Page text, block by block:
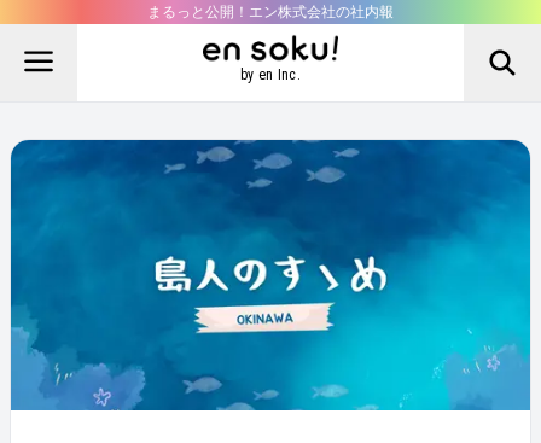
まるっと公開！エン株式会社の社内報
by en Inc.